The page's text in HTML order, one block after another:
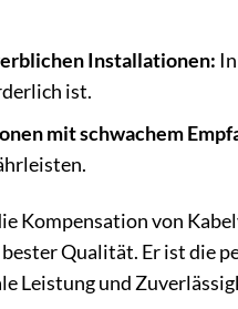
Installationen:
ist.
mit schwachem
Kompensation von
Qualität. Er ist die
Leistung und